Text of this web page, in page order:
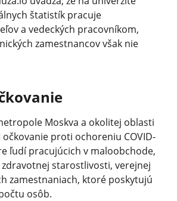
štatistík pracuje
a vedeckých pracovníkom,
zamestnancov však nie
Moskva a okolitej oblasti
očkovanie proti ochoreniu COVID-
ľudí pracujúcich v maloobchode,
starostlivosti, verejnej
zamestnaniach, ktoré poskytujú
osôb.